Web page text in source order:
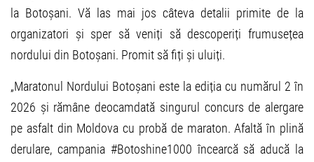
la Botoșani. Vă las mai jos câteva detalii primite de la
organizatori și sper să veniți să descoperiți frumusețea
nordului din Botoșani. Promit să fiți și uluiți.
„Maratonul Nordului Botoșani este la ediția cu numărul 2 în
2026 și rămâne deocamdată singurul concurs de alergare
pe asfalt din Moldova cu probă de maraton. Afaltă în plină
derulare, campania #Botoshine1000 încearcă să aducă la